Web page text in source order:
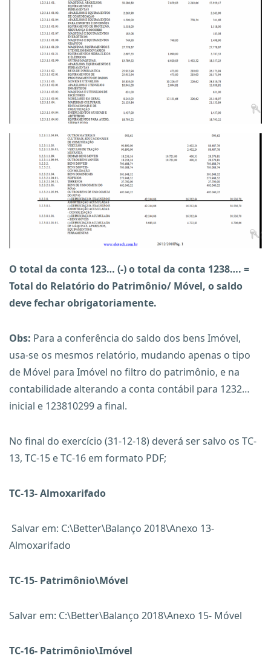
O total da conta 123… (-) o total da conta 1238…. =
Total do Relatório do Patrimônio/ Móvel, o saldo
deve fechar obrigatoriamente.
Obs: Para a conferência do saldo dos bens Imóvel,
usa-se os mesmos relatório, mudando apenas o tipo
de Móvel para Imóvel no filtro do patrimônio, e na
contabilidade alterando a conta contábil para 1232…
inicial e 123810299 a final.
No final do exercício (31-12-18) deverá ser salvo os TC-
13, TC-15 e TC-16 em formato PDF;
TC-13- Almoxarifado
Salvar em: C:\Better\Balanço 2018\Anexo 13-
Almoxarifado
TC-15- Patrimônio\Móvel
Salvar em: C:\Better\Balanço 2018\Anexo 15- Móvel
TC-16- Patrimônio\Imóvel